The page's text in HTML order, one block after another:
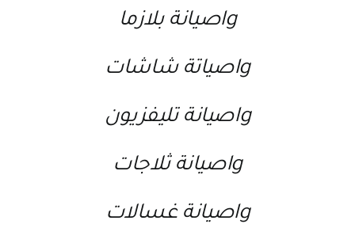
lgصيانة بلازما
lgصياتة شاشات
lgصيانة تليفزيون
lgصيانة ثلاجات
lgصيانة غسالات